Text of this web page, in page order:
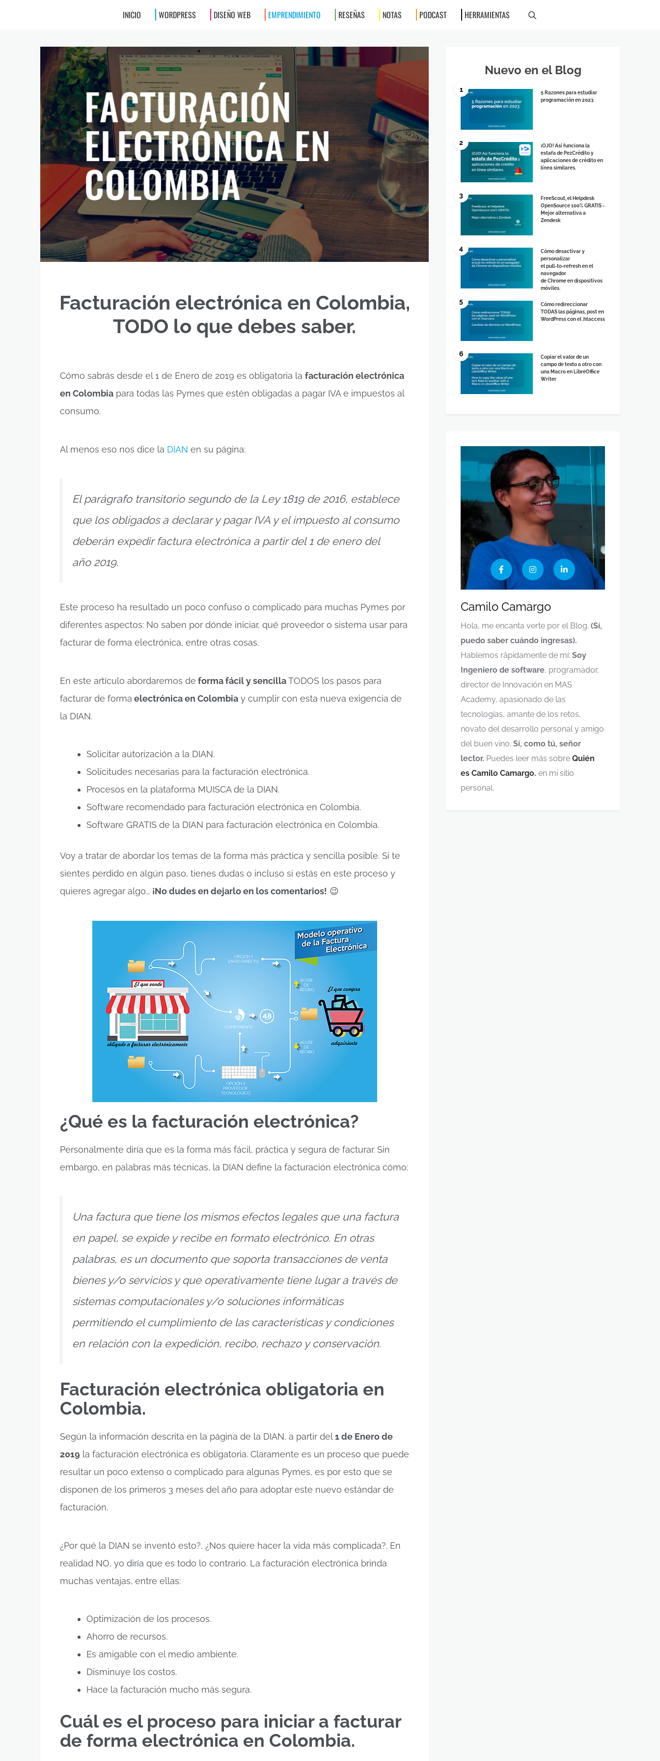
INICIO WORDPRESS DISEÑO WEB EMPRENDIMIENTO RESEÑAS NOTAS PODCAST HERRAMIENTAS
Facturación electrónica en Colombia,
TODO lo que debes saber.
Cómo sabrás desde el 1 de Enero de 2019 es obligatoria la facturación electrónica
en Colombia para todas las Pymes que estén obligadas a pagar IVA e impuestos al
consumo.
Al menos eso nos dice la DIAN en su página:
El parágrafo transitorio segundo de la Ley 1819 de 2016, establece
que los obligados a declarar y pagar IVA y el impuesto al consumo
deberán expedir factura electrónica a partir del 1 de enero del
año 2019.
Este proceso ha resultado un poco confuso o complicado para muchas Pymes por
diferentes aspectos: No saben por dónde iniciar, qué proveedor o sistema usar para
facturar de forma electrónica, entre otras cosas.
En este artículo abordaremos de forma fácil y sencillaTODOS los pasos para
facturar de forma electrónica en Colombia y cumplir con esta nueva exigencia de
la DIAN.
Solicitar autorización a la DIAN.
Solicitudes necesarias para la facturación electrónica.
Procesos en la plataforma MUISCA de la DIAN.
Software recomendado para facturación electrónica en Colombia.
Software GRATIS de la DIAN para facturación electrónica en Colombia.
Voy a tratar de abordar los temas de la forma más práctica y sencilla posible. Si te
sientes perdido en algún paso, tienes dudas o incluso si estás en este proceso y
quieres agregar algo… ¡No dudes en dejarlo en los comentarios! 😉
¿Qué es la facturación electrónica?
Personalmente diría que es la forma más fácil, práctica y segura de facturar. Sin
embargo, en palabras más técnicas, la DIAN define la facturación electrónica cómo:
Una factura que tiene los mismos efectos legales que una factura
en papel, se expide y recibe en formato electrónico. En otras
palabras, es un documento que soporta transacciones de venta
bienes y/o servicios y que operativamente tiene lugar a través de
sistemas computacionales y/o soluciones informáticas
permitiendo el cumplimiento de las características y condiciones
en relación con la expedición, recibo, rechazo y conservación.
Facturación electrónica obligatoria en
Colombia.
Según la información descrita en la página de la DIAN, a partir del1 de Enero de
2019 la facturación electrónica es obligatoria. Claramente es un proceso que puede
resultar un poco extenso o complicado para algunas Pymes, es por esto que se
disponen de los primeros 3 meses del año para adoptar este nuevo estándar de
facturación.
¿Por qué la DIAN se inventó esto?, ¿Nos quiere hacer la vida más complicada?. En
realidad NO, yo diría que es todo lo contrario. La facturación electrónica brinda
muchas ventajas, entre ellas:
Optimización de los procesos.
Ahorro de recursos.
Es amigable con el medio ambiente.
Disminuye los costos.
Hace la facturación mucho más segura.
Cuál es el proceso para iniciar a facturar
de forma electrónica en Colombia.
Nuevo en el Blog
1
5 Razones para estudiar
programación en 2023
2
¡OJO! Así funciona la
estafa de PezCrédito y
aplicaciones de crédito en
línea similares.
3
FreeScout, el Helpdesk
OpenSource 100% GRATIS -
Mejor alternativa a
Zendesk
4
Cómo desactivar y
personalizar
el pull-to-refresh en el
navegador
de Chrome en dispositivos
móviles.
5
Cómo redireccionar
TODAS las páginas, post en
WordPress con el .htaccess
6
Copiar el valor de un
campo de texto a otro con
una Macro en LibreOffice
Writer
Camilo Camargo
Hola, me encanta verte por el Blog. (Sí,
puedo saber cuándo ingresas).
Hablemos rápidamente de mí: Soy
Ingeniero de software, programador,
director de Innovación en MAS
Academy, apasionado de las
tecnologías, amante de los retos,
novato del desarrollo personal y amigo
del buen vino. Sí, como tú, señor
lector. Puedes leer más sobre Quién
es Camilo Camargo. en mi sitio
personal.